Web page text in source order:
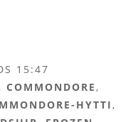
15:47
,COMMONDORE ,
HYTTI ,